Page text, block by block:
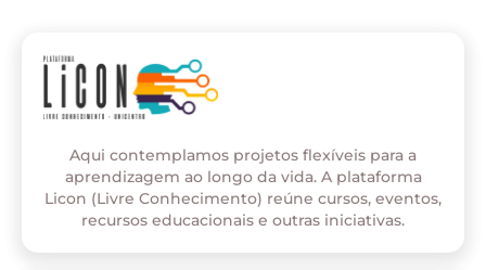
Aqui contemplamos projetos flexíveis para a
aprendizagem ao longo da vida. A plataforma
Licon (Livre Conhecimento) reúne cursos, eventos,
recursos educacionais e outras iniciativas.